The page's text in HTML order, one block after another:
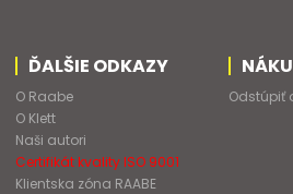
ĎALŠIE ODKAZY
O Raabe
O Klett
Naši autori
Certifikát kvality ISO 9001
Klientska zóna RAABE
Odstúpiť